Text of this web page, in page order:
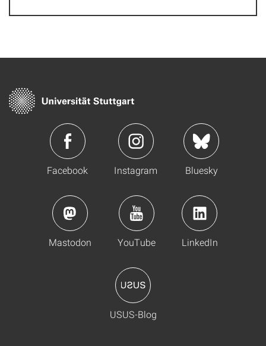
Facebook Instagram Bluesky
Mastodon YouTube LinkedIn
USUS-Blog